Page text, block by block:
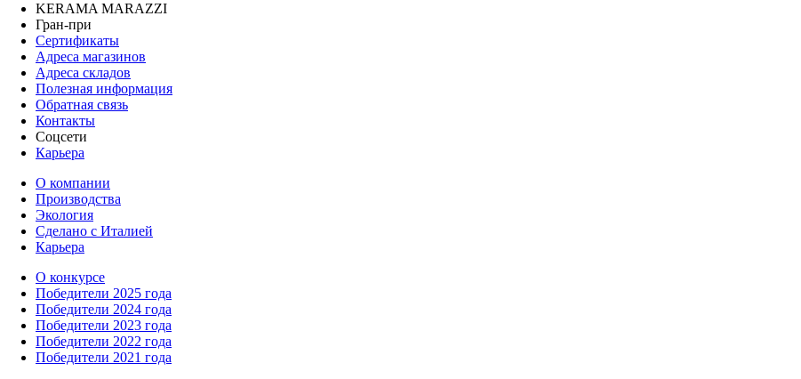
KERAMA MARAZZI
Гран-при
Сертификаты
Адреса магазинов
Адреса складов
Полезная информация
Обратная связь
Контакты
Соцсети
Карьера
О компании
Производства
Экология
Сделано с Италией
Карьера
О конкурсе
Победители 2025 года
Победители 2024 года
Победители 2023 года
Победители 2022 года
Победители 2021 года